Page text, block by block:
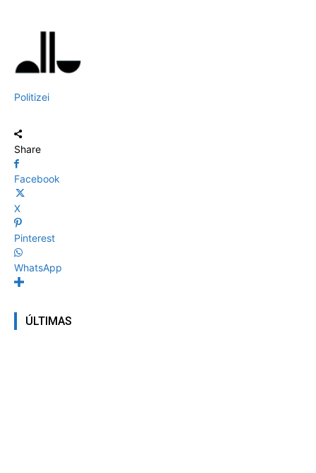
Politizei
Share
Facebook
X
Pinterest
WhatsApp
ÚLTIMAS